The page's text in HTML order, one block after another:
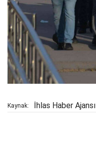
Kaynak: İhlas Haber Ajansı